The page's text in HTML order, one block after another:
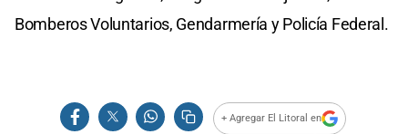
Bomberos Voluntarios, Gendarmería y Policía Federal.
+ Agregar El Litoral en